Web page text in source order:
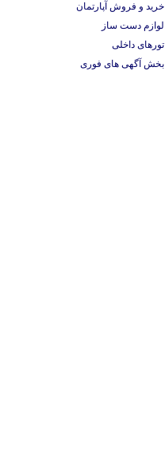
خرید و فروش آپارتمان
لوازم دست ساز
تورهای داخلی
بخش آگهی های فوری